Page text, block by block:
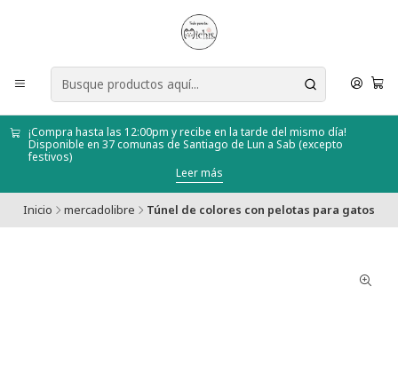
¡Compra hasta las 12:00pm y recibe en la tarde del mismo día!
Disponible en 37 comunas de Santiago de Lun a Sab (excepto
festivos)
Leer más
Inicio mercadolibre Túnel de colores con pelotas para gatos